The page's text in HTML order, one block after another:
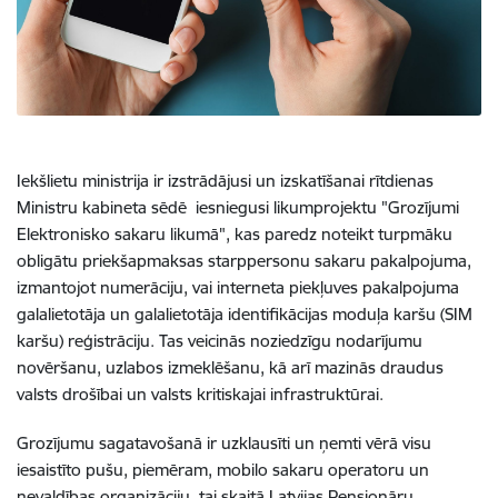
Iekšlietu ministrija ir izstrādājusi un izskatīšanai rītdienas
Ministru kabineta sēdē iesniegusi likumprojektu "Grozījumi
Elektronisko sakaru likumā", kas paredz noteikt turpmāku
obligātu priekšapmaksas starppersonu sakaru pakalpojuma,
izmantojot numerāciju, vai interneta piekļuves pakalpojuma
galalietotāja un galalietotāja identifikācijas moduļa karšu (SIM
karšu) reģistrāciju. Tas veicinās noziedzīgu nodarījumu
novēršanu, uzlabos izmeklēšanu, kā arī mazinās draudus
valsts drošībai un valsts kritiskajai infrastruktūrai.
Grozījumu sagatavošanā ir uzklausīti un ņemti vērā visu
iesaistīto pušu, piemēram, mobilo sakaru operatoru un